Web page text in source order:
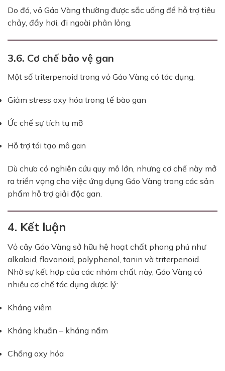
Do đó, vỏ Gáo Vàng thường được sắc uống để hỗ trợ tiêu
chảy, đầy hơi, đi ngoài phân lỏng.
3.6. Cơ chế bảo vệ gan
Một số triterpenoid trong vỏ Gáo Vàng có tác dụng:
Giảm stress oxy hóa trong tế bào gan
Ức chế sự tích tụ mỡ
Hỗ trợ tái tạo mô gan
Dù chưa có nghiên cứu quy mô lớn, nhưng cơ chế này mở
ra triển vọng cho việc ứng dụng Gáo Vàng trong các sản
phẩm hỗ trợ giải độc gan.
4. Kết luận
Vỏ cây Gáo Vàng sở hữu hệ hoạt chất phong phú như
alkaloid, flavonoid, polyphenol, tanin và triterpenoid.
Nhờ sự kết hợp của các nhóm chất này, Gáo Vàng có
nhiều cơ chế tác dụng dược lý:
Kháng viêm
Kháng khuẩn – kháng nấm
Chống oxy hóa